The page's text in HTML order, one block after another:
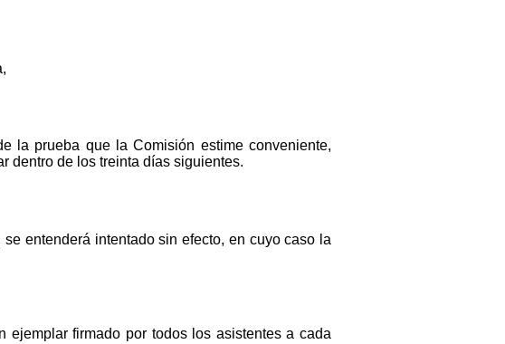
la prueba que la Comisión estime conveniente,
dentro de los treinta días siguientes.
entenderá intentado sin efecto, en cuyo caso la
ejemplar firmado por todos los asistentes a cada